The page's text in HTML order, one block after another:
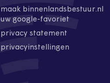
maak binnenlandsbestuur.nl
uw google-favoriet
privacy statement
privacyinstellingen